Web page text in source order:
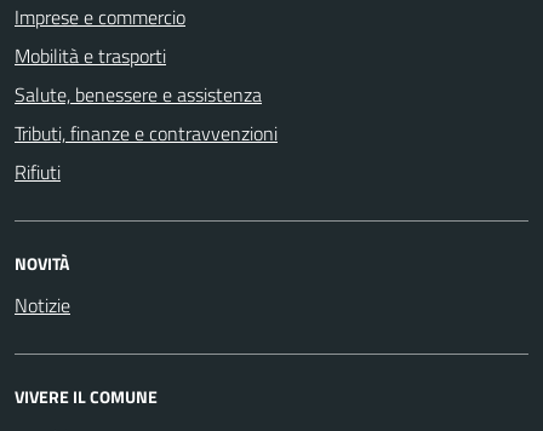
Imprese e commercio
Mobilità e trasporti
Salute, benessere e assistenza
Tributi, finanze e contravvenzioni
Rifiuti
NOVITÀ
Notizie
VIVERE IL COMUNE